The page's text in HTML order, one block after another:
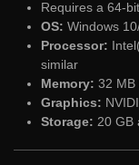
Requires a 64-
OS: Windows
Processor:
similar
Memory: 32 MB
Graphics:
Storage: 20 GB